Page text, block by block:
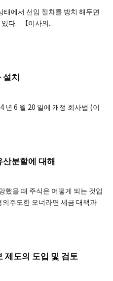
에서 선임 절차를 방치 해두면
다. 【이사의..
치
년 6 월 20 일에 개정 회사법 (이
분할에 대해
했을 때 주식은 어떻게 되는 것입
주도한 오너라면 세금 대책과
제도의 도입 및 검토